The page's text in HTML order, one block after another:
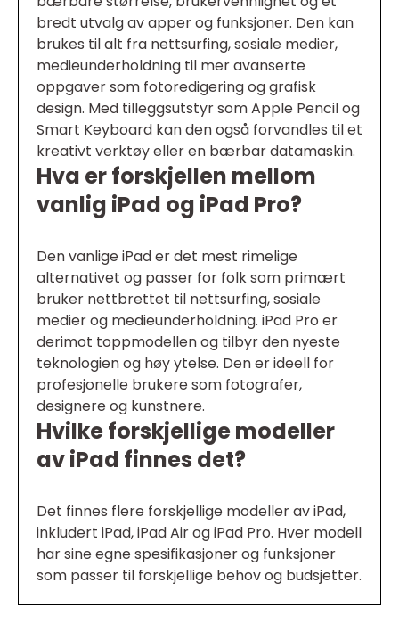
bredt utvalg av apper og funksjoner. Den kan
brukes til alt fra nettsurfing, sosiale medier,
medieunderholdning til mer avanserte
oppgaver som fotoredigering og grafisk
design. Med tilleggsutstyr som Apple Pencil og
Smart Keyboard kan den også forvandles til et
kreativt verktøy eller en bærbar datamaskin.
Hva er forskjellen mellom
vanlig iPad og iPad Pro?
Den vanlige iPad er det mest rimelige
alternativet og passer for folk som primært
bruker nettbrettet til nettsurfing, sosiale
medier og medieunderholdning. iPad Pro er
derimot toppmodellen og tilbyr den nyeste
teknologien og høy ytelse. Den er ideell for
profesjonelle brukere som fotografer,
designere og kunstnere.
Hvilke forskjellige modeller
av iPad finnes det?
Det finnes flere forskjellige modeller av iPad,
inkludert iPad, iPad Air og iPad Pro. Hver modell
har sine egne spesifikasjoner og funksjoner
som passer til forskjellige behov og budsjetter.